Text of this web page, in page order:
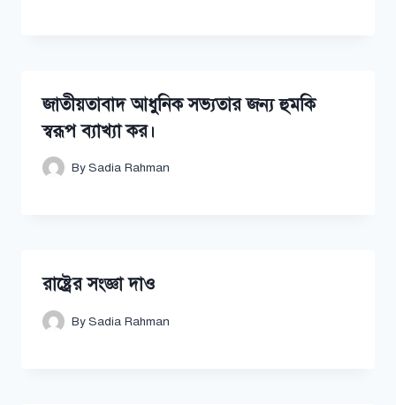
জাতীয়তাবাদ আধুনিক সভ্যতার জন্য হুমকি
স্বরূপ ব্যাখ্যা কর।
BySadia Rahman
রাষ্ট্রের সংজ্ঞা দাও
BySadia Rahman